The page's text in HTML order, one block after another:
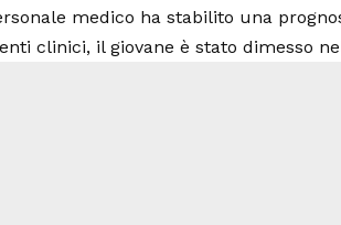
medico ha stabilito una
clinici, il giovane è stato dimesso